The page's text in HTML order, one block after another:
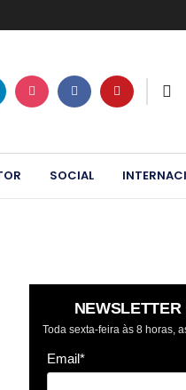
SOCIAL
Toda sexta-feira às 8 horas,
Email*